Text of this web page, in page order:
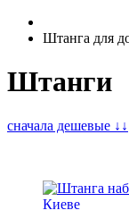
Штанга для
Штанги
сначала дешевые ↓↓